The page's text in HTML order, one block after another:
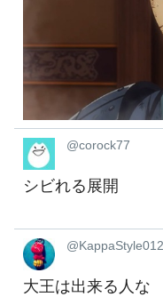
@corock77
シビれる展開
大王は出来る人な